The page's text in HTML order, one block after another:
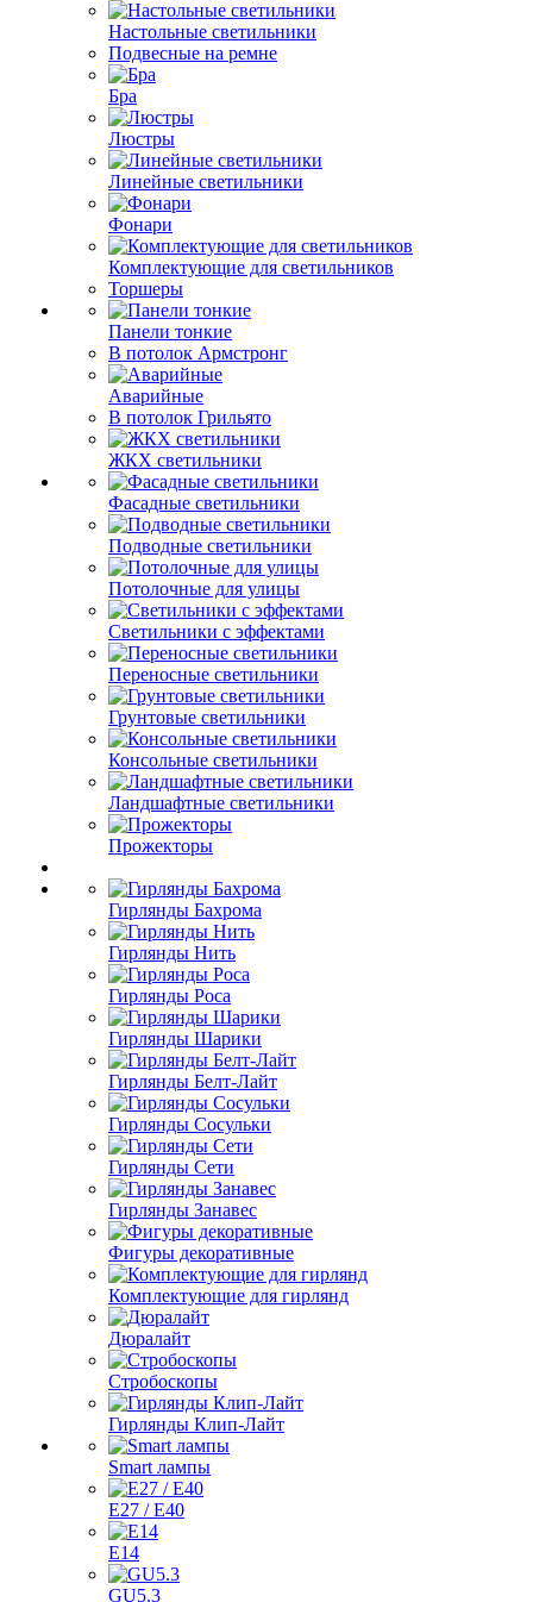
Настольные светильники
Подвесные на ремне
Бра
Люстры
Линейные светильники
Фонари
Комплектующие для светильников
Торшеры
Панели тонкие
В потолок Армстронг
Аварийные
В потолок Грильято
ЖКХ светильники
Фасадные светильники
Подводные светильники
Потолочные для улицы
Светильники с эффектами
Переносные светильники
Грунтовые светильники
Консольные светильники
Ландшафтные светильники
Прожекторы
Гирлянды Бахрома
Гирлянды Нить
Гирлянды Роса
Гирлянды Шарики
Гирлянды Белт-Лайт
Гирлянды Сосульки
Гирлянды Сети
Гирлянды Занавес
Фигуры декоративные
Комплектующие для гирлянд
Дюралайт
Стробоскопы
Гирлянды Клип-Лайт
Smart лампы
E27 / E40
E14
GU5.3